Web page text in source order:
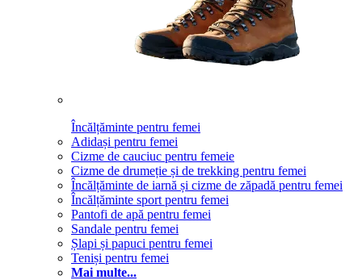
Încălțăminte pentru femei
Adidași pentru femei
Cizme de cauciuc pentru femeie
Cizme de drumeție și de trekking pentru femei
Încălțăminte de iarnă și cizme de zăpadă pentru femei
Încălțăminte sport pentru femei
Pantofi de apă pentru femei
Sandale pentru femei
Șlapi și papuci pentru femei
Teniși pentru femei
Mai multe...